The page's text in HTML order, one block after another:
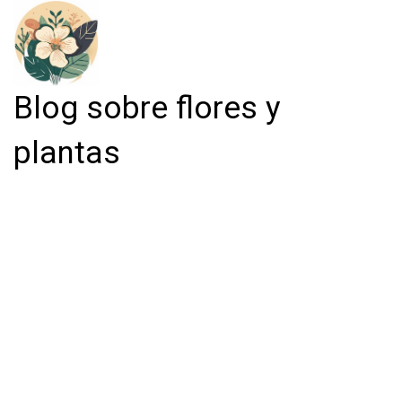
Blog sobre flores y
plantas